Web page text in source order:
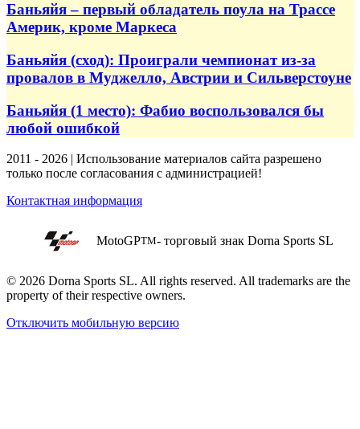
Баньяйя – первый обладатель поула на Трассе
Америк, кроме Маркеса
Баньяйя (сход): Проиграли чемпионат из-за
провалов в Муджелло, Австрии и Сильверстоуне
Баньяйя (1 место): Фабио воспользовался бы
любой ошибкой
2011 - 2026 | Использование материалов сайта разрешено
только после согласования с администрацией!
Контактная информация
MotoGPTM- торговый знак Dorna Sports SL
© 2026 Dorna Sports SL. All rights reserved. All trademarks are the
property of their respective owners.
Отключить мобильную версию